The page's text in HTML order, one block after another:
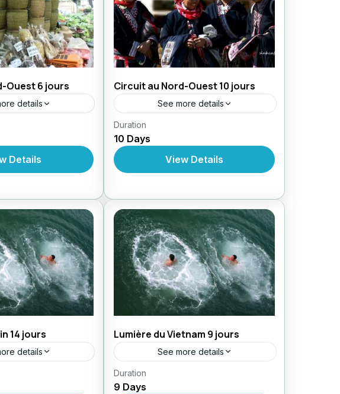
Ouest 6 jours
details
Voyages d'Aventures
Details
Circuit au Nord-Ouest 10 jours
See more details
Circuit au Vietnam
Forfait
d'Aventure, Voyages d'Aventures
Duration
10 Days
View Details
14 jours
details
Lumière du Vietnam 9 jours
See more details
Circuit au Vietnam
Forfait
Duration
9 Days